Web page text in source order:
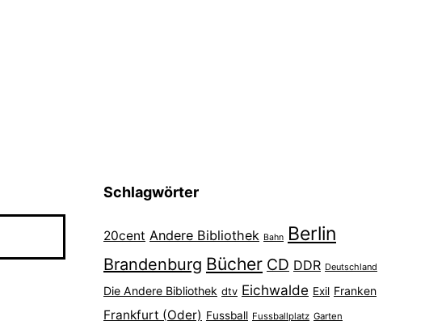
Schlagwörter
20cent Andere Bibliothek Bahn Berlin
Brandenburg Bücher CD DDR Deutschland
Die Andere Bibliothek dtv Eichwalde Exil Franken
Frankfurt (Oder) Fussball Fussballplatz Garten